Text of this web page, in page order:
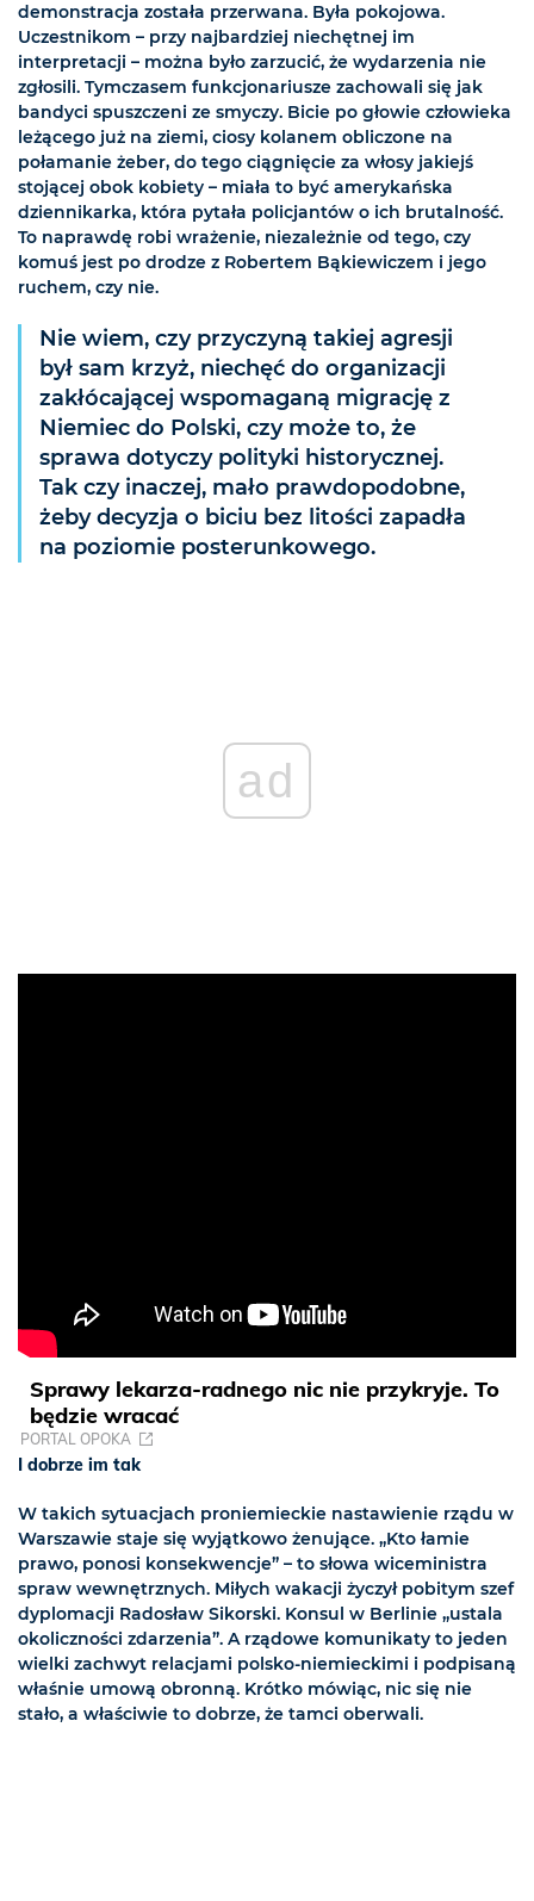
demonstracja została przerwana. Była pokojowa.
Uczestnikom – przy najbardziej niechętnej im
interpretacji – można było zarzucić, że wydarzenia nie
zgłosili. Tymczasem funkcjonariusze zachowali się jak
bandyci spuszczeni ze smyczy. Bicie po głowie człowieka
leżącego już na ziemi, ciosy kolanem obliczone na
połamanie żeber, do tego ciągnięcie za włosy jakiejś
stojącej obok kobiety – miała to być amerykańska
dziennikarka, która pytała policjantów o ich brutalność.
To naprawdę robi wrażenie, niezależnie od tego, czy
komuś jest po drodze z Robertem Bąkiewiczem i jego
ruchem, czy nie.
Nie wiem, czy przyczyną takiej agresji
był sam krzyż, niechęć do organizacji
zakłócającej wspomaganą migrację z
Niemiec do Polski, czy może to, że
sprawa dotyczy polityki historycznej.
Tak czy inaczej, mało prawdopodobne,
żeby decyzja o biciu bez litości zapadła
na poziomie posterunkowego.
ad
Sprawy lekarza-radnego nic nie przykryje. To
będzie wracać
PORTAL OPOKA
I dobrze im tak
W takich sytuacjach proniemieckie nastawienie rządu w
Warszawie staje się wyjątkowo żenujące. „Kto łamie
prawo, ponosi konsekwencje” – to słowa wiceministra
spraw wewnętrznych. Miłych wakacji życzył pobitym szef
dyplomacji Radosław Sikorski. Konsul w Berlinie „ustala
okoliczności zdarzenia”. A rządowe komunikaty to jeden
wielki zachwyt relacjami polsko-niemieckimi i podpisaną
właśnie umową obronną. Krótko mówiąc, nic się nie
stało, a właściwie to dobrze, że tamci oberwali.